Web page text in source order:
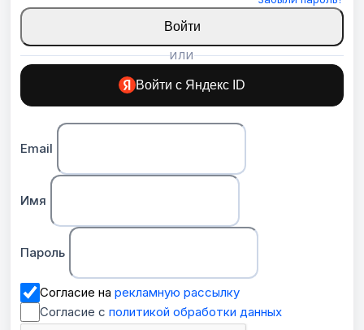
Войти
ИЛИ
Войти с Яндекс ID
Email
Имя
Пароль
Согласие на рекламную рассылку
Согласие с политикой обработки данных